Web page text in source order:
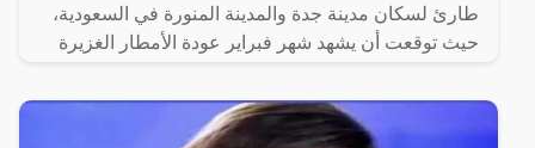
طارئ لسكان مدينة جدة والمدينة المنورة في السعودية،
حيث توقعت أن يشهد شهر فبراير عودة الأمطار الغزيرة